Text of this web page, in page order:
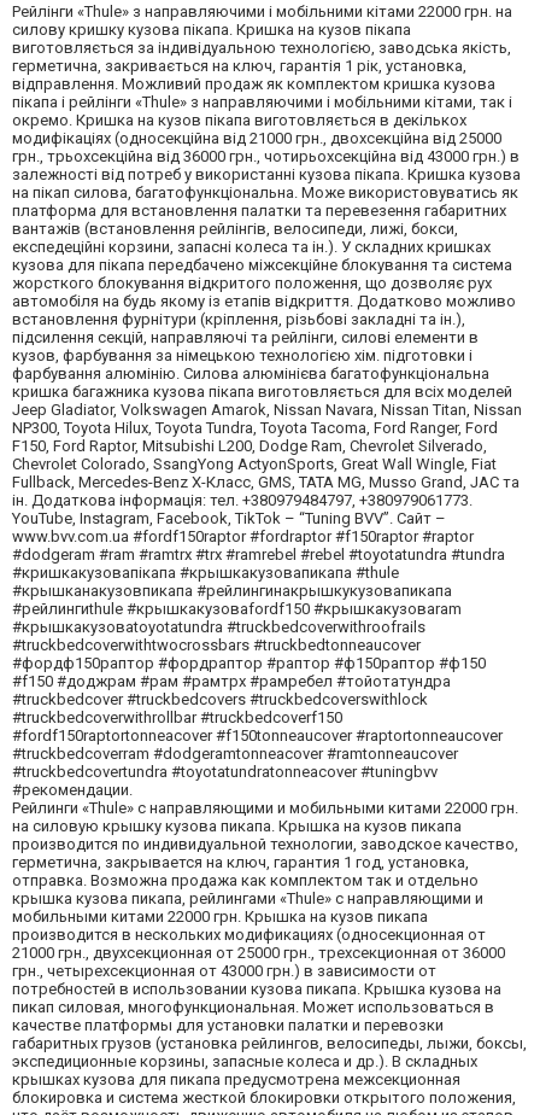
Рейлінги «Thule» з направляючими і мобільними кітами 22000 грн. на
силову кришку кузова пікапа. Кришка на кузов пікапа
виготовляється за індивідуальною технологією, заводська якість,
герметична, закривається на ключ, гарантія 1 рік, установка,
відправлення. Можливий продаж як комплектом кришка кузова
пікапа і рейлінги «Thule» з направляючими і мобільними кітами, так і
окремо. Кришка на кузов пікапа виготовляється в декількох
модифікаціях (односекційна від 21000 грн., двохсекційна від 25000
грн., трьохсекційна від 36000 грн., чотирьохсекційна від 43000 грн.) в
залежності від потреб у використанні кузова пікапа. Кришка кузова
на пікап силова, багатофункціональна. Може використовуватись як
платформа для встановлення палатки та перевезення габаритних
вантажів (встановлення рейлінгів, велосипеди, лижі, бокси,
експедеційні корзини, запасні колеса та ін.). У складних кришках
кузова для пікапа передбачено міжсекційне блокування та система
жорсткого блокування відкритого положення, що дозволяє рух
автомобіля на будь якому із етапів відкриття. Додатково можливо
встановлення фурнітури (кріплення, різьбові закладні та ін.),
підсилення секцій, направляючі та рейлінги, силові елементи в
кузов, фарбування за німецькою технологією хім. підготовки і
фарбування алюмінію. Силова алюмінієва багатофункціональна
кришка багажника кузова пікапа виготовляється для всіх моделей
Jeep Gladiator, Volkswagen Amarok, Nissan Navara, Nissan Titan, Nissan
NP300, Toyota Hilux, Toyota Tundra, Toyota Tacoma, Ford Ranger, Ford
F150, Ford Raptor, Mitsubishi L200, Dodge Ram, Chevrolet Silverado,
Chevrolet Colorado, SsangYong ActyonSports, Great Wall Wingle, Fiat
Fullback, Mercedes-Benz X-Класс, GMS, TATA MG, Musso Grand, JAC та
ін. Додаткова інформація: тел. +380979484797, +380979061773.
YouTube, Instagram, Facebook, TikTok – “Tuning BVV”. Сайт –
www.bvv.com.ua #fordf150raptor #fordraptor #f150raptor #raptor
#dodgeram #ram #ramtrx #trx #ramrebel #rebel #toyotatundra #tundra
#кришкакузовапікапа #крышкакузовапикапа #thule
#крышканакузовпикапа #рейлингинакрышкукузовапикапа
#рейлингиthule #крышкакузоваfordf150 #крышкакузоваram
#крышкакузоваtoyotatundra #truckbedcoverwithroofrails
#truckbedcoverwithtwocrossbars #truckbedtonneaucover
#фордф150раптор #фордраптор #раптор #ф150раптор #ф150
#f150 #доджрам #рам #рамтрх #рамребел #тойотатундра
#truckbedcover #truckbedcovers #truckbedcoverswithlock
#truckbedcoverwithrollbar #truckbedcoverf150
#fordf150raptortonneacover #f150tonneaucover #raptortonneaucover
#truckbedcoverram #dodgeramtonneacover #ramtonneaucover
#truckbedcovertundra #toyotatundratonneacover #tuningbvv
#рекомендации.
Рейлинги «Thule» с направляющими и мобильными китами 22000 грн.
на силовую крышку кузова пикапа. Крышка на кузов пикапа
производится по индивидуальной технологии, заводское качество,
герметична, закрывается на ключ, гарантия 1 год, установка,
отправка. Возможна продажа как комплектом так и отдельно
крышка кузова пикапа, рейлингами «Thule» с направляющими и
мобильными китами 22000 грн. Крышка на кузов пикапа
производится в нескольких модификациях (односекционная от
21000 грн., двухсекционная от 25000 грн., трехсекционная от 36000
грн., четырехсекционная от 43000 грн.) в зависимости от
потребностей в использовании кузова пикапа. Крышка кузова на
пикап силовая, многофункциональная. Может использоваться в
качестве платформы для установки палатки и перевозки
габаритных грузов (установка рейлингов, велосипеды, лыжи, боксы,
экспедиционные корзины, запасные колеса и др.). В складных
крышках кузова для пикапа предусмотрена межсекционная
блокировка и система жесткой блокировки открытого положения,